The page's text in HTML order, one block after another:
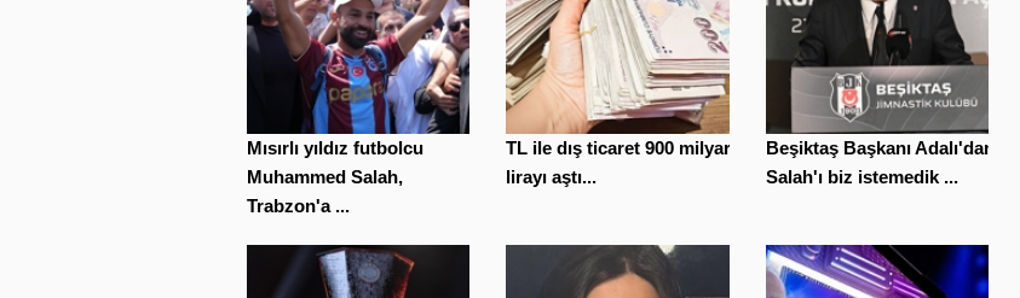
Mısırlı yıldız futbolcu
Muhammed Salah,
Trabzon'a ...
TL ile dış ticaret 900 milyar
lirayı aştı...
Beşiktaş Başkanı Adalı'dan
Salah'ı biz istemedik ...